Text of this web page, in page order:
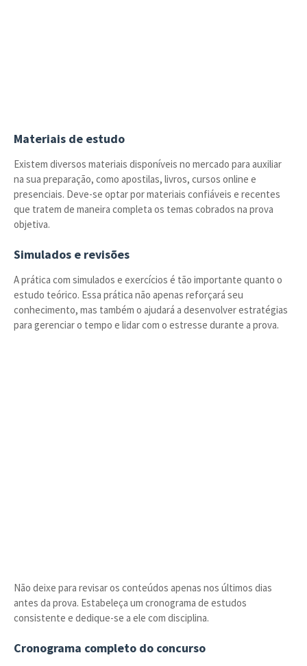
Materiais de estudo
Existem diversos materiais disponíveis no mercado para auxiliar
na sua preparação, como apostilas, livros, cursos online e
presenciais. Deve-se optar por materiais confiáveis e recentes
que tratem de maneira completa os temas cobrados na prova
objetiva.
Simulados e revisões
A prática com simulados e exercícios é tão importante quanto o
estudo teórico. Essa prática não apenas reforçará seu
conhecimento, mas também o ajudará a desenvolver estratégias
para gerenciar o tempo e lidar com o estresse durante a prova.
Não deixe para revisar os conteúdos apenas nos últimos dias
antes da prova. Estabeleça um cronograma de estudos
consistente e dedique-se a ele com disciplina.
Cronograma completo do concurso